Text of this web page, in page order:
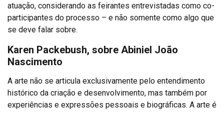
atuação, considerando as feirantes entrevistadas como co-
participantes do processo – e não somente como algo que
se deve falar sobre.
Karen Packebush, sobre Abiniel João
Nascimento
A arte não se articula exclusivamente pelo entendimento
histórico da criação e desenvolvimento, mas também por
experiências e expressões pessoais e biográficas. A arte é